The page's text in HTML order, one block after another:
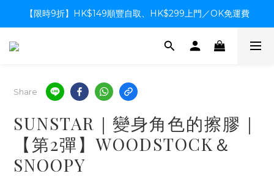
【限時9折】HK$149順豐自取、HK$299上門／OK免運費
【限時9折】HK$149順豐自取、HK$299上門／OK免運費
支付系統升級中，暫停信用卡支付至8月中，造成不便感謝諒解
Share
SUNSTAR｜變身角色的擦膠｜
【第2彈】WOODSTOCK＆
SNOOPY